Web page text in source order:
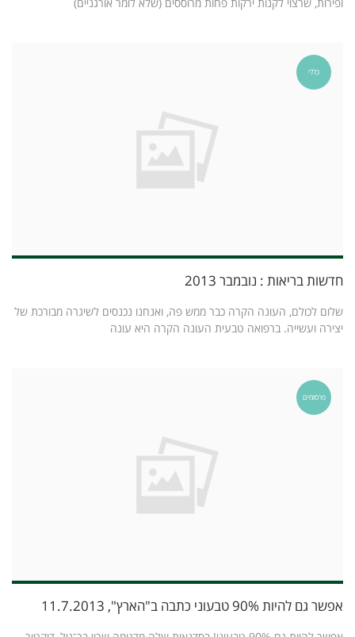
כללי
חדשות בריאות : נובמבר 2013
שלום לכולם, העונה הקרה כבר ממש פה, ואנחנו נכנסים לשיגרה מבורכת של
יצירה ועשייה. ברפואה טבעית העונה הקרה היא עונה
פרסומים
אפשר גם להיות 90% טבעוני כתבה ב"הארץ", 11.7.2013